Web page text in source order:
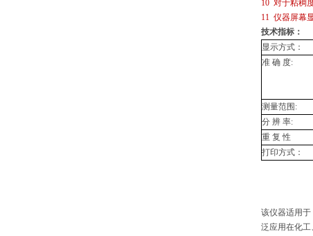
10 对于粘稠
11 仪器屏幕
技术指标：
显示方式：
准 确 度:
测量范围 :
分 辨 率:
重 复 性
打印方式：
该仪器适用于
泛应用在化工